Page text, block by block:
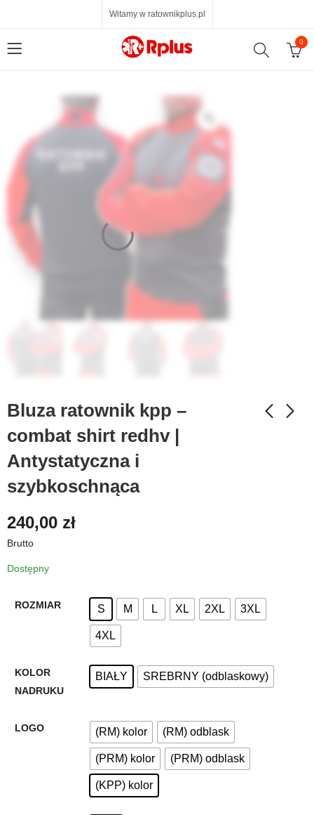
Witamy w ratownikplus.pl
0
Bluza ratownik kpp –
combat shirt redhv |
Antystatyczna i
szybkoschnąca
240,00 zł
Brutto
Dostępny
ROZMIAR S M L XL 2XL 3XL
4XL
KOLOR
NADRUKU
BIAŁY SREBRNY (odblaskowy)
LOGO (RM) kolor (RM) odblask
(PRM) kolor (PRM) odblask
(KPP) kolor